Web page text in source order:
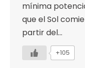
mínima
que el Sol
partir del…
+105